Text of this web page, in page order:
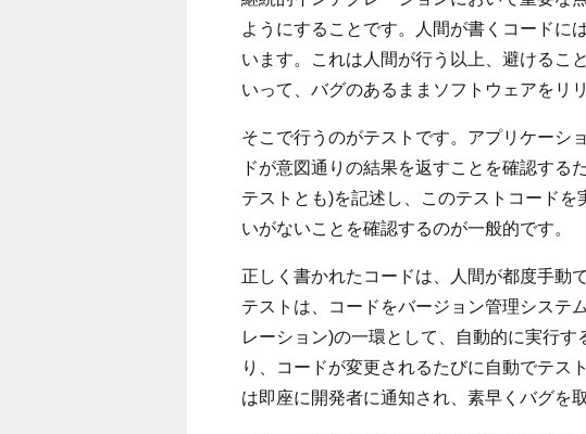
ようにすることです。人間が書くコードに
います。これは人間が行う以上、避けるこ
いって、バグのあるままソフトウェアをリ
そこで行うのがテストです。アプリケーシ
ドが意図通りの結果を返すことを確認する
テストとも)を記述し、このテストコード
いがないことを確認するのが一般的です。
正しく書かれたコードは、人間が都度手動
テストは、コードをバージョン管理システ
レーション)の一環として、自動的に実行
り、コードが変更されるたびに自動でテス
は即座に開発者に通知され、素早くバグを